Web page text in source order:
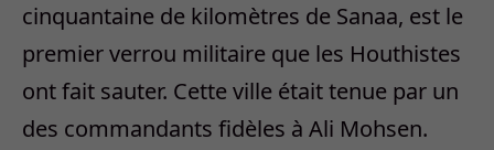
cinquantaine de kilomètres de Sanaa, est le
premier verrou militaire que les Houthistes
ont fait sauter. Cette ville était tenue par un
des commandants fidèles à Ali Mohsen.